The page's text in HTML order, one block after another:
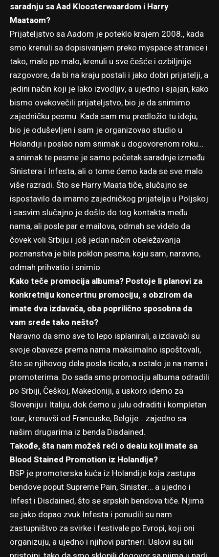
saradnju sa Aad Kloosterwaardom i Harry
Maataom?
Prijateljstvo sa Aadom je poteklo krajem 2008., kada
smo krenuli sa dopisivanjem preko myspace stranice i
tako, malo po malo, krenuli u sve češće i ozbiljnije
razgovore, da bi na kraju postali i jako dobri prijatelji, a
jedini način koji je lako izvodljiv, a ujedno i sjajan, kako
bismo ovekovečili prijateljstvo, bio je da snimimo
zajedničku pesmu. Kada sam mu predložio tu ideju,
bio je oduševljen i sam je organizovao studio u
Holandiji i poslao nam snimak u dogovorenom roku…
a snimak te pesme je samo početak saradnje između
Sinistera i Infesta, ali o tome ćemo kada se sve malo
više razradi. Što se Harry Maata tiče, slučajno se
ispostavilo da imamo zajedničkog prijatelja u Poljskoj
i sasvim slučajno je došlo do tog kontakta među
nama, ali posle par e mailova, odmah se videlo da
čovek voli Srbiju i još jedan način obeležavanja
poznanstva je bila poklon pesma, koju sam, naravno,
odmah prihvatio i snimio.
Kako teče promocija albuma? Postoje li planovi za
konkretniju koncertnu promociju, s obzirom da
imate dva izdavača, oba poprilično sposobna da
vam srede tako nešto?
Naravno da smo sve to lepo isplanirali, a izdavači su
svoje obaveze prema nama maksimalno ispoštovali,
što se njihovog dela posla ticalo, a ostalo je na nama i
promoterima. Do sada smo promociju albuma odradili
po Srbiji, Češkoj, Makedoniji, a uskoro idemo za
Sloveniju i Italiju, dok ćemo u julu odraditi i kompletan
tour, krenuvši od Francuske, Belgije… zajedno sa
našim drugarima iz benda Disdained.
Takođe, šta nam možeš reći o dealu koji imate sa
Blood Stained Promotion iz Holandije?
BSP je promoterska kuća iz Holandije koja zastupa
bendove poput Supreme Pain, Sinister… a ujedno i
Infest i Disdained, što se srpskih bendova tiče. Njima
se jako dopao zvuk Infesta i ponudili su nam
zastupništvo za svirke i festivale po Evropi, koji oni
organizuju, a ujedno i njihovi partneri. Uslovi su bili